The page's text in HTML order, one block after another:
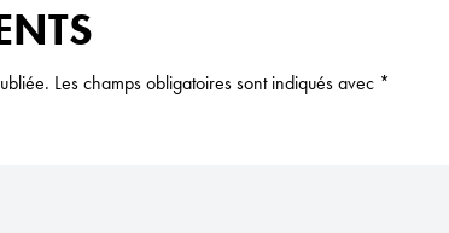
Les champs obligatoires sont indiqués avec *